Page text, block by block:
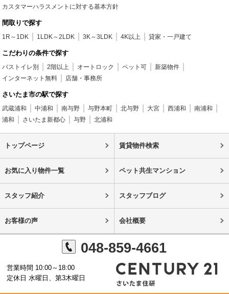
カスタマーハラスメントに対する基本方針
間取りで探す
1R～1DK 1LDK～2LDK 3K～3LDK 4K以上 貸家・一戸建て
こだわりの条件で探す
バストイレ別 2階以上 オートロック ペット可
新築物件
インターネット無料
店舗・事務所
さいたま市の駅で探す
武蔵浦和 中浦和 南与野 与野本町 北与野 大宮 西浦和
南浦和
浦和
さいたま新都心 与野 北浦和
トップページ 賃貸物件検索
お気に入り物件一覧 ペット共生マンション
スタッフ紹介 スタッフブログ
お客様の声 会社概要
048-859-4661
営業時間 10:00～18:00
定休日 水曜日、第3木曜日